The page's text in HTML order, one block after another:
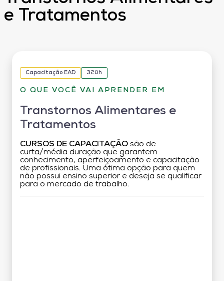
e Tratamentos
Capacitação EAD 320h
O QUE VOCÊ VAI APRENDER EM
Transtornos Alimentares e
Tratamentos
CURSOS DE CAPACITAÇÃO são de
curta/média duração que garantem
conhecimento, aperfeiçoamento e capacitação
de profissionais. Uma ótima opção para quem
não possui ensino superior e deseja se qualificar
para o mercado de trabalho.